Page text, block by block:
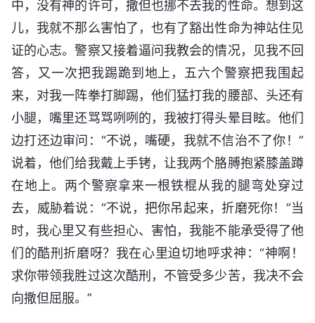
中，没有神的许可，撒但也挪不去我的性命。想到这
儿，我就不那么害怕了，也有了豁出性命为神站住见
证的心志。警察又接着逼问我教会的情况，见我不回
答，又一次把我踢跪到地上，五六个警察把我围起
来，对我一阵拳打脚踢，他们猛打我的腰部、头还有
小腿，嘴里还骂骂咧咧的，我被打得头晕目眩。他们
边打还边审问：“不说，嘴硬，我就不信治不了你！”
说着，他们给我戴上手铐，让我两个胳膊抱紧膝盖蹲
在地上。两个警察拿来一根铁棍从我的腿弯处穿过
去，威胁着说：“不说，把你吊起来，折磨死你！”当
时，我心里又有些担心、害怕，我能不能承受得了他
们的酷刑折磨呀？我在心里迫切地呼求神：“神啊！
求你带领我胜过这次酷刑，不管受多少苦，我决不会
向撒但屈服。”